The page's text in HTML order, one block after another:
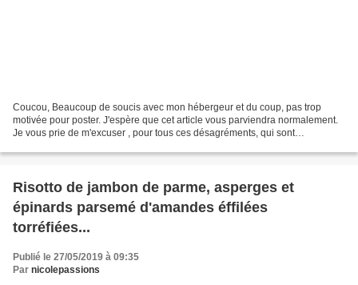
Coucou, Beaucoup de soucis avec mon hébergeur et du coup, pas trop
motivée pour poster. J'espère que cet article vous parviendra normalement.
Je vous prie de m'excuser , pour tous ces désagréments, qui sont
Risotto de jambon de parme, asperges et
épinards parsemé d'amandes éffilées
torréfiées...
Publié le 27/05/2019 à 09:35
Par nicolepassions